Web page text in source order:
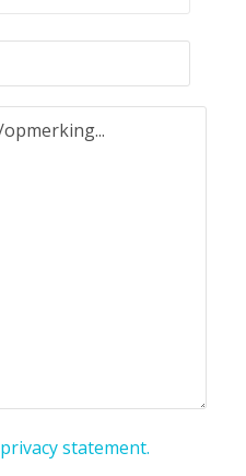
privacy statement.